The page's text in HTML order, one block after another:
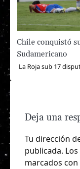
Chile conquistó
Sudamericano
La Roja sub 17
Deja una
Tu dirección
publicada.
marcados con